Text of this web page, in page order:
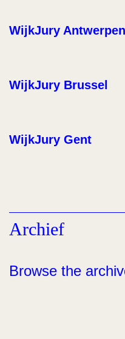
WijkJury Antwerpen
WijkJury Brussel
WijkJury Gent
Archief
Browse the